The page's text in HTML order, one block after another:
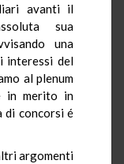
avanti il
sua
una
interessi del
al plenum
in merito in
di concorsi é
argomenti